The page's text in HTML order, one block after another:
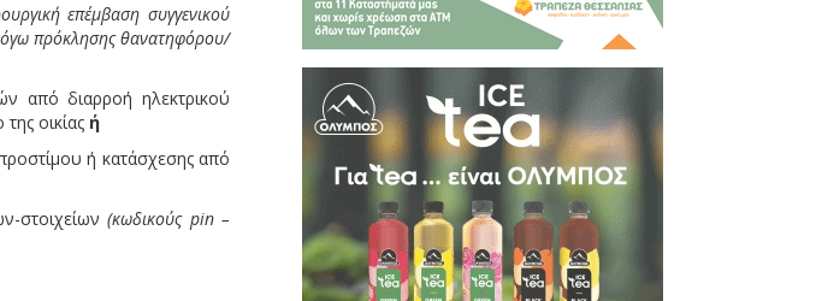
επέμβαση συγγενικού
πρόκλησης θανατηφόρου/
από διαρροή ηλεκτρικού
οικίας ή
ή κατάσχεσης από
στοιχείων(κωδικούς pin –